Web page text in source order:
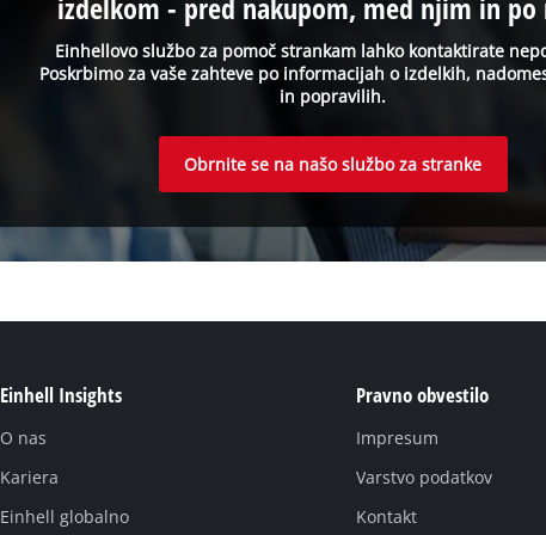
Einhellovo službo za pomoč strankam lahko kontaktirate
Poskrbimo za vaše zahteve po informacijah o izdelkih,
in popravilih.
izdelkom - pred nakupom, med njim in po
Obrnite se na našo službo za stranke
Einhell Insights
O nas
Kariera
Einhell globalno
Pravno obvestilo
Impresum
Varstvo podatkov
Kontakt